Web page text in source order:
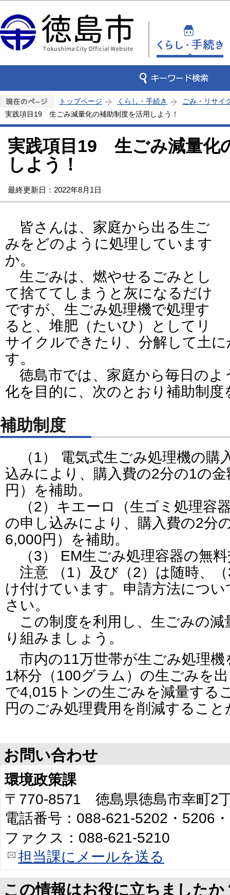
トップページ くらし・手続き
ごみ・リサイ
実践項目19 生ごみ減量化の補助制度を活用しよう！
実践項目19 生ごみ減量化
しよう！
最終更新日：2022年8月1日
皆さんは、家庭から出る生ご
みをどのように処理しています
か。
生ごみは、燃やせるごみとし
て捨ててしまうと灰になるだけ
ですが、生ごみ処理機で処理す
ると、堆肥（たいひ）としてリ
サイクルできたり、分解して土
す。
徳島市では、家庭から毎日のよ
化を目的に、次のとおり補助制
補助制度
（1） 電気式生ごみ処理機の購
込みにより、購入費の2分の1の
円）を補助。
（2）キエーロ（生ゴミ処理容
の申し込みにより、購入費の2分
6,000円）を補助。
（3） EM生ごみ処理容器の無料
注意 （1）及び（2）は随時、
け付けています。申請方法につ
さい。
この制度を利用し、生ごみの減
り組みましょう。
市内の11万世帯が生ごみ処理機
1杯分（100グラム）の生ごみを
で4,015トンの生ごみを減量する
円のごみ処理費用を削減するこ
お問い合わせ
環境政策課
〒770-8571 徳島県徳島市幸町2
電話番号：088-621-5202・5206
ファクス：088-621-5210
担当課にメールを送る
この情報はお役に立ちましたか